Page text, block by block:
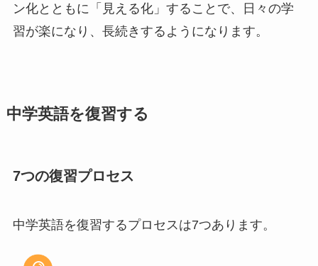
ン化とともに「見える化」することで、日々の学
習が楽になり、長続きするようになります。
中学英語を復習する
7つの復習プロセス
中学英語を復習するプロセスは7つあります。